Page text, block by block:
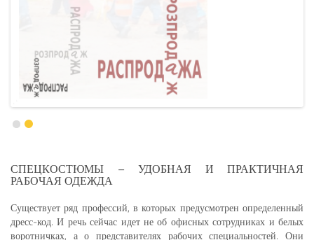
СПЕЦКОСТЮМЫ – УДОБНАЯ И ПРАКТИЧНАЯ
РАБОЧАЯ ОДЕЖДА
Существует ряд профессий, в которых предусмотрен определенный
дресс-код. И речь сейчас идет не об офисных сотрудниках и белых
воротничках, а о представителях рабочих специальностей. Они